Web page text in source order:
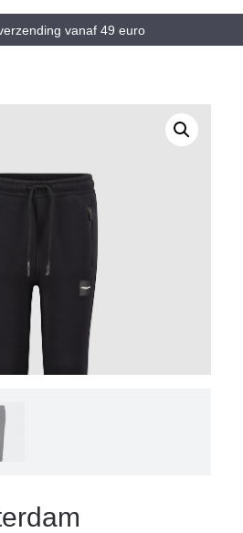
vanaf 49 euro